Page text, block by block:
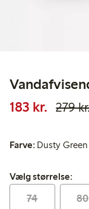
183 kr. 279
Farve: Dusty Green
Vælg størrelse:
Vælg størrelse:
74 80